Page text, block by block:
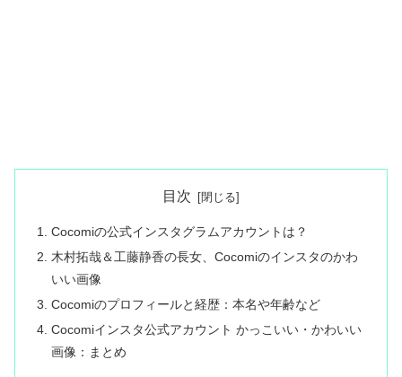
目次
Cocomiの公式インスタグラムアカウントは？
木村拓哉＆工藤静香の長女、Cocomiのインスタのかわ
いい画像
Cocomiのプロフィールと経歴：本名や年齢など
Cocomiインスタ公式アカウント かっこいい・かわいい
画像：まとめ